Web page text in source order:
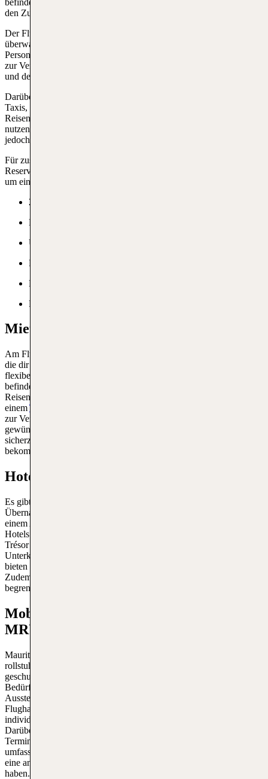
den Zugang zum Flughafen schnell und einfach macht.
Der Flughafen Mauritius verfügt über einen gut beleuchteten und
überwachten Parkplatz, der rund um die Uhr geöffnet ist. Für
Personen mit eingeschränkter Mobilität stehen spezielle Parkplätze
zur Verfügung, die sich in der Nähe der Terminaleingänge befinden
und den Zugang erleichtern.
Darüber hinaus gibt es separate Parkbereiche für Mietwagen und
Taxis, was den Verkehrsfluss am Flughafen Mauritius optimiert.
Reisende, die längere Zeit verreisen, können die Langzeitparkplätze
nutzen, die sich etwas weiter von den Eingängen entfernt befinden,
jedoch durch einen Shuttleservice bequem erreichbar sind.
Für zusätzliche Bequemlichkeit bieten einige Parkplätze eine
Reservierungsoption im Voraus an, sodass man sich vor der Ankunft
um einen sicheren Stellplatz kümmern kann.
24/7 Zugang
Business-Parken
Urlaub-Parken
Ladestationen für Elektroautos
Kostenfreies Parken
Frauenparkplätze
Mietwagen am Flughafen Mauritius
Am Flughafen Mauritius findest du zahlreiche Autovermietungen,
die dir eine große Auswahl an Fahrzeugen bieten, um deine Reise
flexibel und bequem fortzusetzen. Die Autovermietungsbüros
befinden sich direkt im Ankunftsbereich des Airports, sodass
Reisende schnell und bequem ein Fahrzeug mieten können. Mit
einemTUI Mietwagen
zur Verfügung, die dich zu deinem Zielort bringen. Es ist ratsam, das
gewünschte Fahrzeug im Voraus online zu buchen, um
sicherzustellen, dass du das richtige Modell für deine Bedürfnisse
bekommst.
Hotels am Flughafen Mauritius MRU
Es gibt verschiedene Hotels in der Umgebung, die sich ideal für eine
Übernachtung vor einem Abflug ab Mauritius oder nach
einem Ankunftsflug nach Mauritius eignen. Einige der bekanntesten
Hotels in der Umgebung sind das Holiday Inn Mauritius Mon
Trésor und das Shandrani Beachcomber Resort & Spa, die luxuriöse
Unterkünfte und zahlreiche Annehmlichkeiten bieten. Diese Hotels
bieten komfortable Zimmer, Restaurants, Fitnesscenter und Pools.
Zudem gibt es preisgünstigere Optionen für Reisende mit
begrenztem Budget.
Mobilitätsservice am Mauritius Airport
MRU
Mauritius Flughafen verfügt über spezielle Einrichtungen wie
rollstuhlgerechte Zugänge, Aufzüge und Toiletten. Speziell
geschultes Personal steht bereit, um Reisenden mit besonderen
Bedürfnissen Unterstützung zu bieten, sei es beim Ein- und
Aussteigen aus dem Flugzeug oder bei der Navigation durch den
Flughafen. Vorab angemeldete Unterstützung sorgt dafür, dass
individuelle Anforderungen rechtzeitig erfüllt werden können.
Darüber hinaus gibt es spezielle Parkplätze in der Nähe der
Terminals für Passagiere mit eingeschränkter Mobilität. Diese
umfassenden Dienstleistungen gewährleisten, dass alle Reisenden
eine angenehme und stressfreie Erfahrung am Flughafen Mauritius
haben.